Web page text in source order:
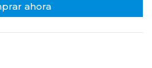
ahora